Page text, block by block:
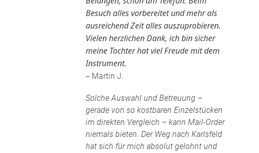
Besuch alles vorbereitet und mehr als
ausreichend Zeit alles auszuprobieren.
Vielen herzlichen Dank, ich bin sicher
meine Tochter hat viel Freude mit dem
Instrument.
– Martin J.
Solche Auswahl und Betreuung –
gerade von so kostbaren Einzelstücken
im direkten Vergleich – kann Mail-Order
niemals bieten. Der Weg nach Karlsfeld
hat sich für mich absolut gelohnt und